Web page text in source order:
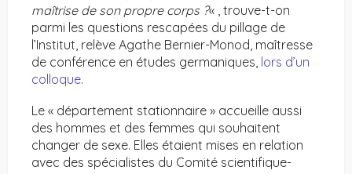
maîtrise de son propre corps ?« , trouve-t-on
parmi les questions rescapées du pillage de
l’Institut, relève Agathe Bernier-Monod, maîtresse
de conférence en études germaniques, lors d’un
colloque.
Le « département stationnaire » accueille aussi
des hommes et des femmes qui souhaitent
changer de sexe. Elles étaient mises en relation
avec des spécialistes du Comité scientifique-